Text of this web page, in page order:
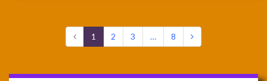
1 2 3 … 8